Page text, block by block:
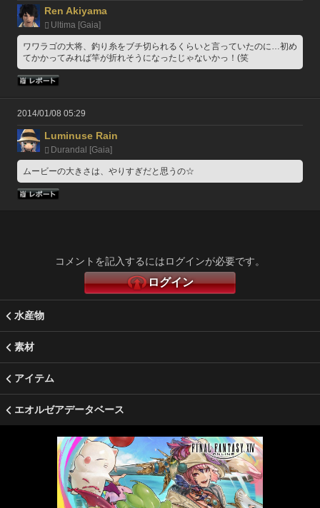
Ren Akiyama
Ultima [Gaia]
ワワラゴの大将、釣り糸をブチ切られるくらいと言っていたのに…初め
てかかってみれば竿が折れそうになったじゃないかっ！(笑
2014/01/08 05:29
Luminuse Rain
Durandal [Gaia]
ムービーの大きさは、やりすぎだと思うの☆
コメントを記入するにはログインが必要です。
ログイン
水産物
素材
アイテム
エオルゼアデータベース